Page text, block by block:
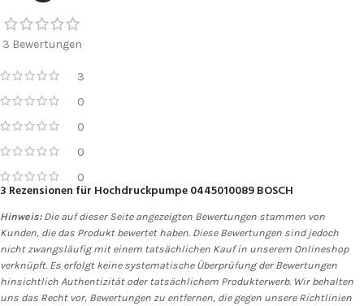
3 Bewertungen
3
0
0
0
0
3 Rezensionen für Hochdruckpumpe 0445010089 BOSCH
Hinweis:Die auf dieser Seite angezeigten Bewertungen stammen von
Kunden, die das Produkt bewertet haben. Diese Bewertungen sind jedoch
nicht zwangsläufig mit einem tatsächlichen Kauf in unserem Onlineshop
verknüpft. Es erfolgt keine systematische Überprüfung der Bewertungen
hinsichtlich Authentizität oder tatsächlichem Produkterwerb. Wir behalten
uns das Recht vor, Bewertungen zu entfernen, die gegen unsere Richtlinien